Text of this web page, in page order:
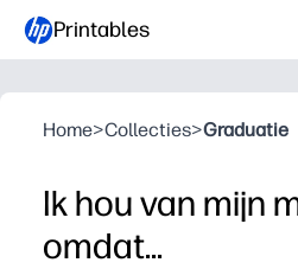
Printables
Home>Collecties>Graduatie
Ik hou van mijn
omdat...